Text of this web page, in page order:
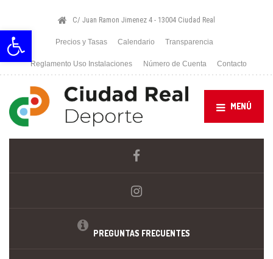
Abrir barra de herramientas
C/ Juan Ramon Jimenez 4 - 13004 Ciudad Real
Precios y Tasas Calendario Transparencia
Reglamento Uso Instalaciones Número de Cuenta Contacto
MENÚ
PREGUNTAS FRECUENTES